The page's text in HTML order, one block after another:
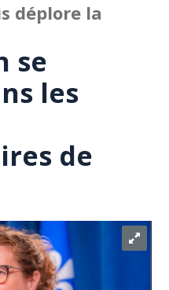
déplore la
se
les
de